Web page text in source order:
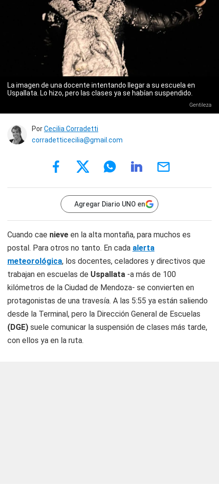
La imagen de una docente intentando llegar a su escuela en
Uspallata. Lo hizo, pero las clases ya se habían suspendido.
Gentileza
PorCecilia Corradetti
corradetticecilia@gmail.com
Agregar Diario UNO en
Cuando cae nieve en la alta montaña, para muchos es
postal. Para otros no tanto. En cada alerta
meteorológica, los docentes, celadores y directivos que
trabajan en escuelas de Uspallata -a más de 100
kilómetros de la Ciudad de Mendoza- se convierten en
protagonistas de una travesía. A las 5:55 ya están saliendo
desde la Terminal, pero la Dirección General de Escuelas
(DGE) suele comunicar la suspensión de clases más tarde,
con ellos ya en la ruta.